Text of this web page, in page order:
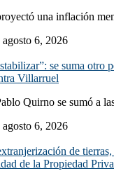
una inflación
agosto 6, 2026
se suma otro
Villarruel
Quirno se sumó a
agosto 6, 2026
de
de la Propiedad